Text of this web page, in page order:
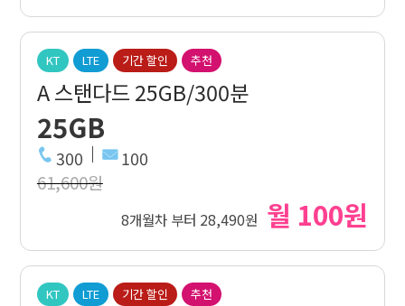
KT LTE 기간 할인 추천
A 스탠다드 25GB/300분
25GB
300 100
61,600원
8개월차 부터 28,490원 월 100원
KT LTE 기간 할인 추천